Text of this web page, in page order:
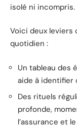
isolé ni incompris.
Voici deux leviers
quotidien :
Un tableau des
aide à identifier
Des rituels
profonde,
l’assurance et